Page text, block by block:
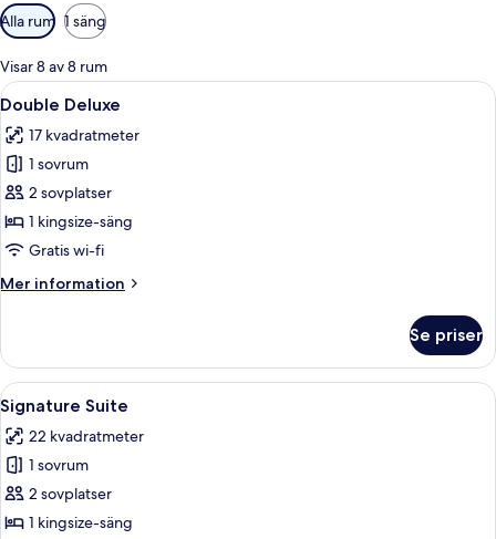
Tillgängliga
filter
för
rum
Alla rum 1 säng
Visar 8 av 8 rum
Öppna
alla
foton
för
Double
Deluxe
Ett hotellrum med en stor säng, ett
7
Double Deluxe
17 kvadratmeter
1 sovrum
2 sovplatser
1 kingsize-säng
Gratis wi-fi
Mer information
Mer
Deluxe
Se priser
Öppna
alla
foton
för
Signature
Suite
Ett sovrum med en stor säng,
23
Signature Suite
22 kvadratmeter
1 sovrum
2 sovplatser
1 kingsize-säng